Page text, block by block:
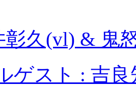
彰久(vl) & 鬼
ゲスト : 吉良